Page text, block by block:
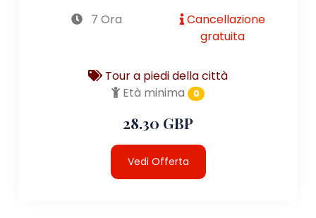
7 Ora
Cancellazione
gratuita
Tour a piedi della città
Età minima
0
28.30 GBP
Vedi Offerta